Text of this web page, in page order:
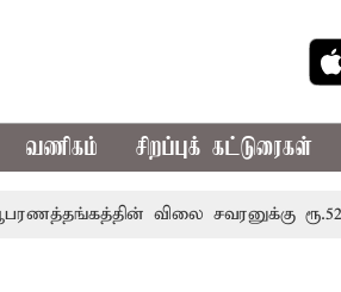
வணிகம் சிறப்புக் கட்டுரைகள்
விலை சவரனுக்கு ரூ.520